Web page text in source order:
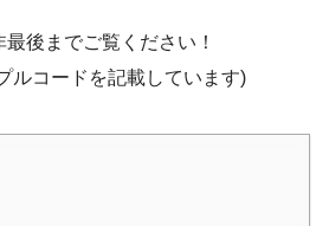
後までご覧ください！
ルコードを記載しています)